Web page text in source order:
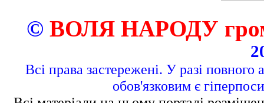
© ВОЛЯ НАРОДУ
Всі права застережені. У разі повного
обов'язковим є